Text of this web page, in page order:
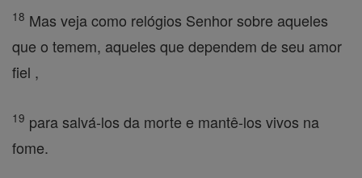
18 Mas veja como relógios Senhor sobre aqueles
que o temem, aqueles que dependem de seu amor
fiel ,
19 para salvá-los da morte e mantê-los vivos na
fome.